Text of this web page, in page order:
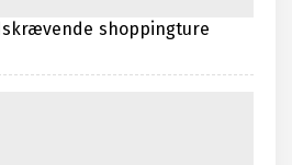
shoppingture